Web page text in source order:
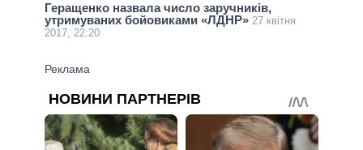
Геращенко назвала число заручників,
утримуваних бойовиками «ЛДНР» 27 квітня
2017, 22:20